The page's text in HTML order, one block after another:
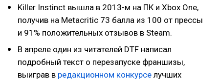
Killer Instinct вышла в 2013-м на ПК и Xbox One,
получив на Metacritic 73 балла из 100 от прессы
и 91% положительных отзывов в Steam.
В апреле один из читателей DTF написал
подробный текст о перезапуске франшизы,
выиграв в редакционном конкурсе лучших